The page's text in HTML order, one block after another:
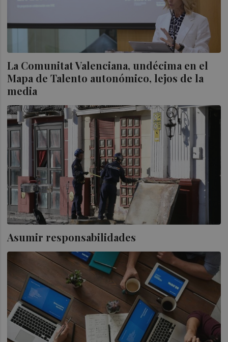
La Comunitat Valenciana, undécima en el
Mapa de Talento autonómico, lejos de la
media
Asumir responsabilidades